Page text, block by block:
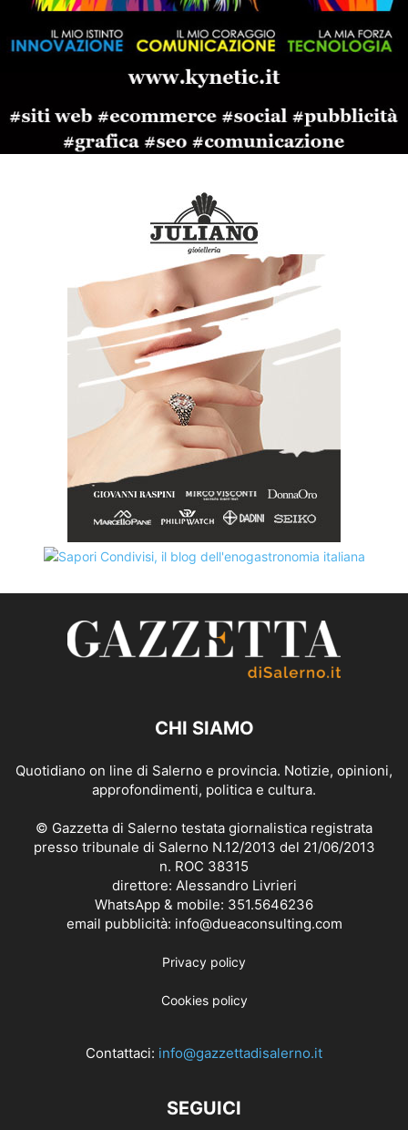
CHI SIAMO
Quotidiano on line di Salerno e provincia. Notizie, opinioni,
approfondimenti, politica e cultura.
© Gazzetta di Salerno testata giornalistica registrata
presso tribunale di Salerno N.12/2013 del 21/06/2013
n. ROC 38315
direttore: Alessandro Livrieri
WhatsApp & mobile: 351.5646236
email pubblicità: info@dueaconsulting.com
Privacy policy
Cookies policy
Contattaci: info@gazzettadisalerno.it
SEGUICI